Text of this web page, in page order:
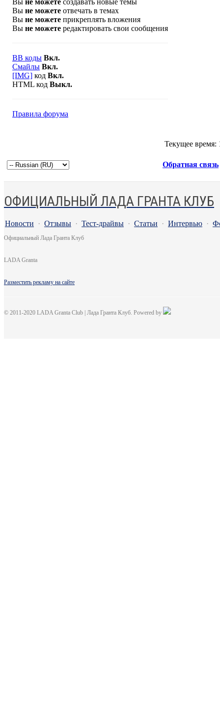
Вы не можете создавать новые темы
Вы не можете отвечать в темах
Вы не можете прикреплять вложения
Вы не можете редактировать свои сообщения
BB коды Вкл.
Смайлы Вкл.
[IMG] код Вкл.
HTML код Выкл.
Правила форума
Текущее время:
Обратная связь
ОФИЦИАЛЬНЫЙ ЛАДА ГРАНТА КЛУБ
Новости · Отзывы · Тест-драйвы · Статьи · Интервью ·
Официальный Лада Гранта Клуб
LADA Granta
Разместить рекламу на сайте
© 2011-2020 LADA Granta Club | Лада Гранта Клуб. Powered by